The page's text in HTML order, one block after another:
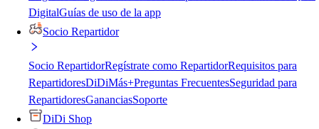
DigitalGuías de uso de la app
Socio Repartidor
Socio RepartidorRegístrate como RepartidorRequisitos para
RepartidoresDiDiMás+Preguntas FrecuentesSeguridad para
RepartidoresGananciasSoporte
DiDi Shop